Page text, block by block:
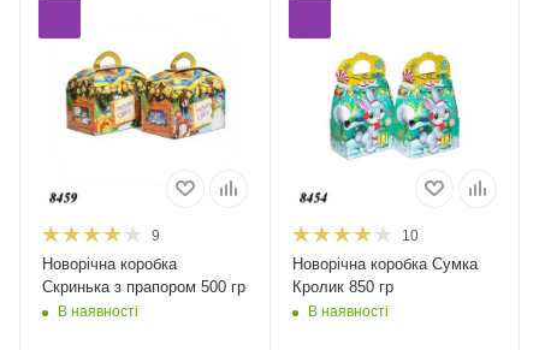
9
Новорічна коробка
Скринька з прапором 500 гр
В наявності
10
Новорічна коробка Сумка
Кролик 850 гр
В наявності